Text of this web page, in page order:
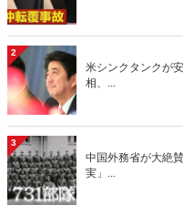
2
米シンクタンクが
相、...
3
中国外務省が大絶
実」...